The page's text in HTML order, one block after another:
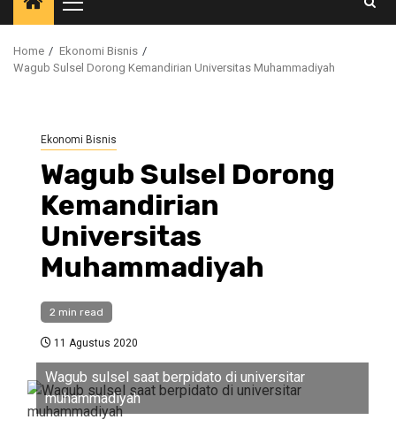
Primary
Menu
Home
Ekonomi Bisnis
Wagub Sulsel Dorong Kemandirian Universitas Muhammadiyah
Ekonomi Bisnis
Wagub Sulsel Dorong
Kemandirian
Universitas
Muhammadiyah
2 min read
11 Agustus 2020
Wagub sulsel saat berpidato di universitar
muhammadiyah